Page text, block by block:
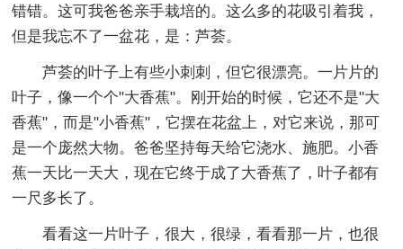
错错。这可我爸爸亲手栽培的。这么多的花吸引着我，
但是我忘不了一盆花，是：芦荟。
芦荟的叶子上有些小刺刺，但它很漂亮。一片片的
叶子，像一个个"大香蕉"。刚开始的时候，它还不是"大
香蕉"，而是"小香蕉"，它摆在花盆上，对它来说，那可
是一个庞然大物。爸爸坚持每天给它浇水、施肥。小香
蕉一天比一天大，现在它终于成了大香蕉了，叶子都有
一尺多长了。
看看这一片叶子，很大，很绿，看看那一片，也很